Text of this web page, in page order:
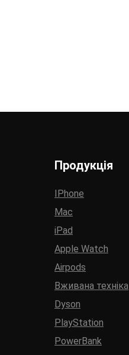
Продукція
IPhone
Mac
iPad
Apple Watch
Airpods
Вживана техніка
Dyson
PlayStation
PowerBank